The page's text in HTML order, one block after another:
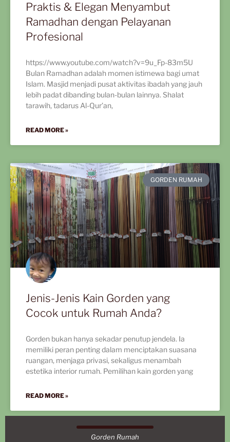
Praktis & Elegan Menyambut
Ramadhan dengan Pelayanan
Profesional
https://www.youtube.com/watch?v=9u_Fp-83m5U
Bulan Ramadhan adalah momen istimewa bagi umat
Islam. Masjid menjadi pusat aktivitas ibadah yang jauh
lebih padat dibanding bulan-bulan lainnya. Shalat
tarawih, tadarus Al-Qur’an,
READ MORE »
GORDEN RUMAH
Jenis-Jenis Kain Gorden yang
Cocok untuk Rumah Anda?
Gorden bukan hanya sekadar penutup jendela. Ia
memiliki peran penting dalam menciptakan suasana
ruangan, menjaga privasi, sekaligus menambah
estetika interior rumah. Pemilihan kain gorden yang
READ MORE »
Gorden Rumah